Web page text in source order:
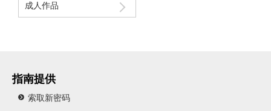
成人作品
指南提供
索取新密码